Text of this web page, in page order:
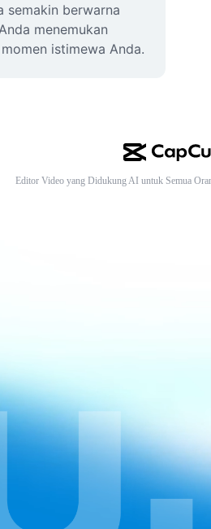
semakin berwarna
menemukan
istimewa Anda.
Editor Video yang Didukung AI untuk Semua